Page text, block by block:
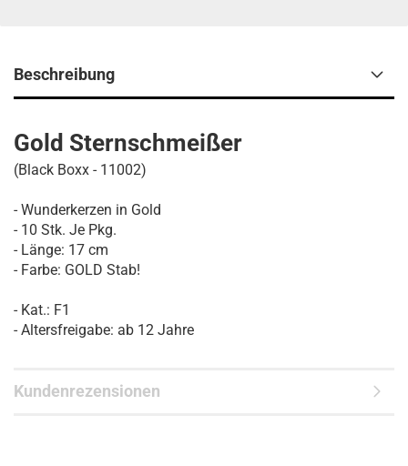
Beschreibung
Gold Sternschmeißer
(Black Boxx - 11002)
- Wunderkerzen in Gold
- 10 Stk. Je Pkg.
- Länge: 17 cm
- Farbe: GOLD Stab!
- Kat.: F1
- Altersfreigabe: ab 12 Jahre
Kundenrezensionen